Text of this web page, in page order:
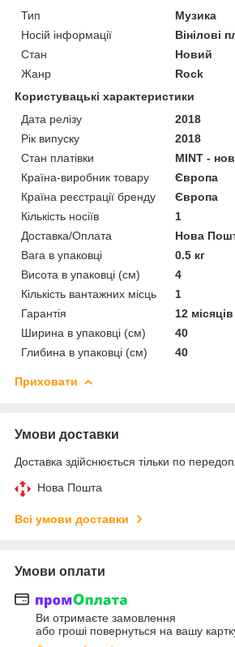
Тип
Музика
Носій інформації
Вінілові
Стан
Новий
Жанр
Rock
Користувацькі характеристики
Дата релізу
2018
Рік випуску
2018
Стан платівки
MINT -
Країна-виробник товару
Європа
Країна реєстрації бренду
Європа
Кількість носіїв
1
Доставка/Оплата
Нова
Вага в упаковці
0.5 кг
Висота в упаковці (см)
4
Кількість вантажних місць
1
Гарантія
12 місяців
Ширина в упаковці (см)
40
Глибина в упаковці (см)
40
Приховати
Умови доставки
Доставка здійснюється тільки по
Нова Пошта
Всі умови доставки
Умови оплати
Ви отримаєте замовлення
або гроші повернуться на вашу